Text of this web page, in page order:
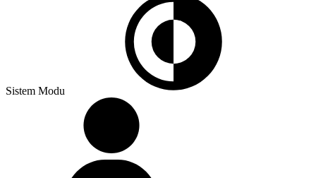
Sistem Modu